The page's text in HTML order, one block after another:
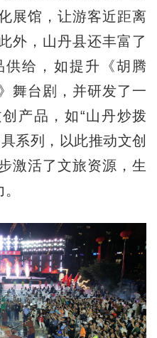
展馆，让游客近距离
外，山丹县还丰富了
给，如提升《胡腾
舞台剧，并研发了一
产品，如“山丹炒拨
系列，以此推动文创
激活了文旅资源，生